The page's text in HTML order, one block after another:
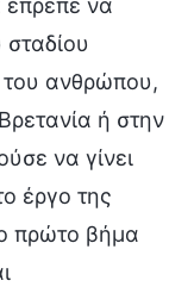
ανθρώπου,
ή στην
να γίνει
έργο της
πρώτο βήμα